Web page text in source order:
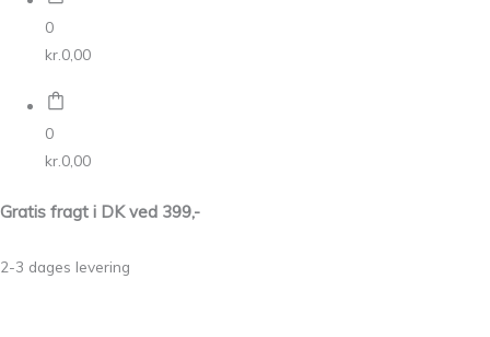
0
kr. 0,00
0
kr. 0,00
Gratis fragt i DK ved 399,-
2-3 dages levering